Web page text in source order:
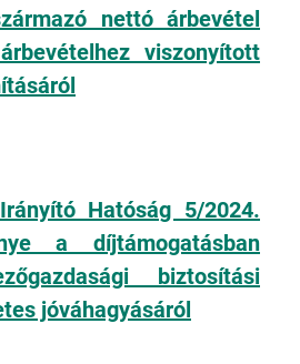
nettó árbevétel
viszonyított
Hatóság 5/2024.
a díjtámogatásban
biztosítási
jóváhagyásáról